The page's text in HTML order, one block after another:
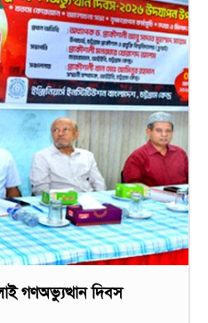
গণঅভ্যুত্থান দিবস